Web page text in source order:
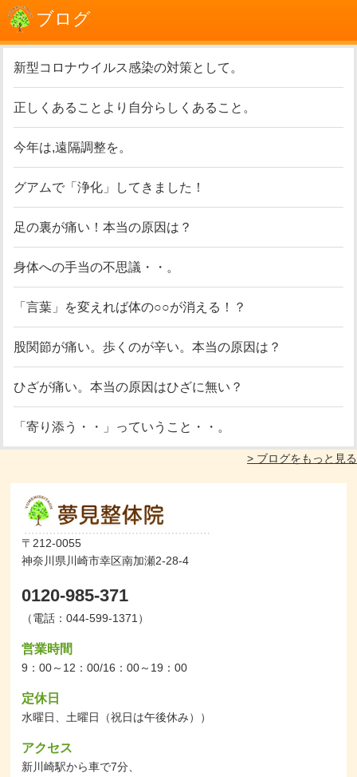
ブログ
新型コロナウイルス感染の対策として。
正しくあることより自分らしくあること。
今年は,遠隔調整を。
グアムで「浄化」してきました！
足の裏が痛い！本当の原因は？
身体への手当の不思議・・。
「言葉」を変えれば体の○○が消える！？
股関節が痛い。歩くのが辛い。本当の原因は？
ひざが痛い。本当の原因はひざに無い？
「寄り添う・・」っていうこと・・。
> ブログをもっと見る
〒212-0055
神奈川県川崎市幸区南加瀬2-28-4
0120-985-371
（電話：044-599-1371）
営業時間
9：00～12：00/16：00～19：00
定休日
水曜日、土曜日（祝日は午後休み））
アクセス
新川崎駅から車で7分、